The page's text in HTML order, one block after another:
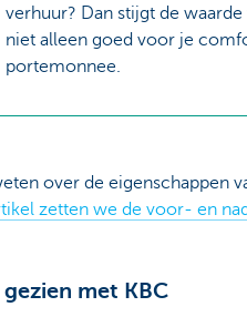
verhuur? Dan stijgt de
niet alleen goed voor je
portemonnee.
over de eigenschappen
zetten we de voor- en
met KBC